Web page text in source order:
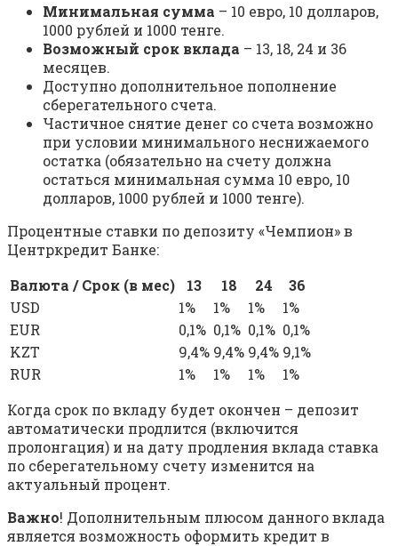
Минимальная сумма – 10 евро, 10 долларов,
1000 рублей и 1000 тенге.
Возможный срок вклада – 13, 18, 24 и 36
месяцев.
Доступно дополнительное пополнение
сберегательного счета.
Частичное снятие денег со счета возможно
при условии минимального неснижаемого
остатка (обязательно на счету должна
остаться минимальная сумма 10 евро, 10
долларов, 1000 рублей и 1000 тенге).
Процентные ставки по депозиту «Чемпион» в
Центркредит Банке:
Валюта / Срок (в мес)
13 18 24
36
USD
1% 1% 1%
1%
EUR
0,1% 0,1% 0,1% 0,1%
KZT
9,4% 9,4% 9,4% 9,1%
RUR
1% 1% 1%
1%
Когда срок по вкладу будет окончен – депозит
автоматически продлится (включится
пролонгация) и на дату продления вклада ставка
по сберегательному счету изменится на
актуальный процент.
Важно! Дополнительным плюсом данного вклада
является возможность оформить кредит в